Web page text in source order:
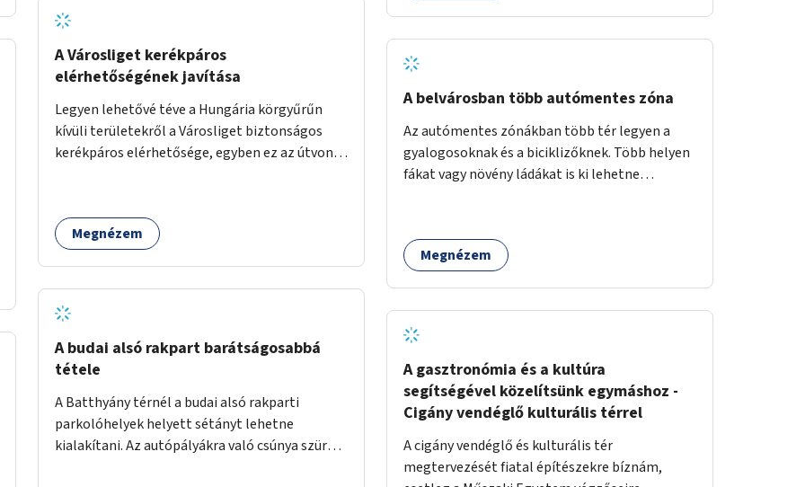
A Városliget kerékpáros
elérhetőségének javítása
Legyen lehetővé téve a Hungária körgyűrűn
kívüli területekről a Városliget biztonságos
kerékpáros elérhetősége, egyben ez az útvonal
Lehetséges kialakítások: 1. Ajtósi Dürer sor
kerékpárosbaráttá alakítása a Korong utcától
utca felé (irányhelyesen) 2. Róna utcától
kezdődően az Erzsébet királyné útja a Zichy
Mihály útig, majd a Városliget belváros felé eső
oldalán a Zichy Mihály útról kapcsolatot kell
Megnézem
A budai alsó rakpart barátságosabbá
tétele
A Batthyány térnél a budai alsó rakparti
parkolóhelyek helyett sétányt lehetne
kialakítani. Az autópályákra való csúnya szürke
forgalma miatt virágosládákat, növényeket
lehetne kihelyezni mindkét oldalon egy-egy
sorban. A páros oldalt a 2 - 12 házszámok
is lehetne alakítani úgy, hogy oda csak a busz
hajthat be. Egy opció lehetne még az is, hogy a
Móricz felé érkező busz a villamossal közös
Villányi út páros oldala a 2 - 12 házszámok
között teljesen sétánnyá alakítható lenne.
Olyasmi köztéri funkciói lehetnének, mint a
túloldalt a Móricznak.
A belvárosban több autómentes zóna
Az autómentes zónákban több tér legyen a
gyalogosoknak és a biciklizőknek. Több helyen
fákat vagy növény ládákat is ki lehetne
Megnézem
A gasztronómia és a kultúra
segítségével közelítsünk egymáshoz -
Cigány vendéglő kulturális térrel
A cigány vendéglő és kulturális tér
megtervezését fiatal építészekre bíznám,